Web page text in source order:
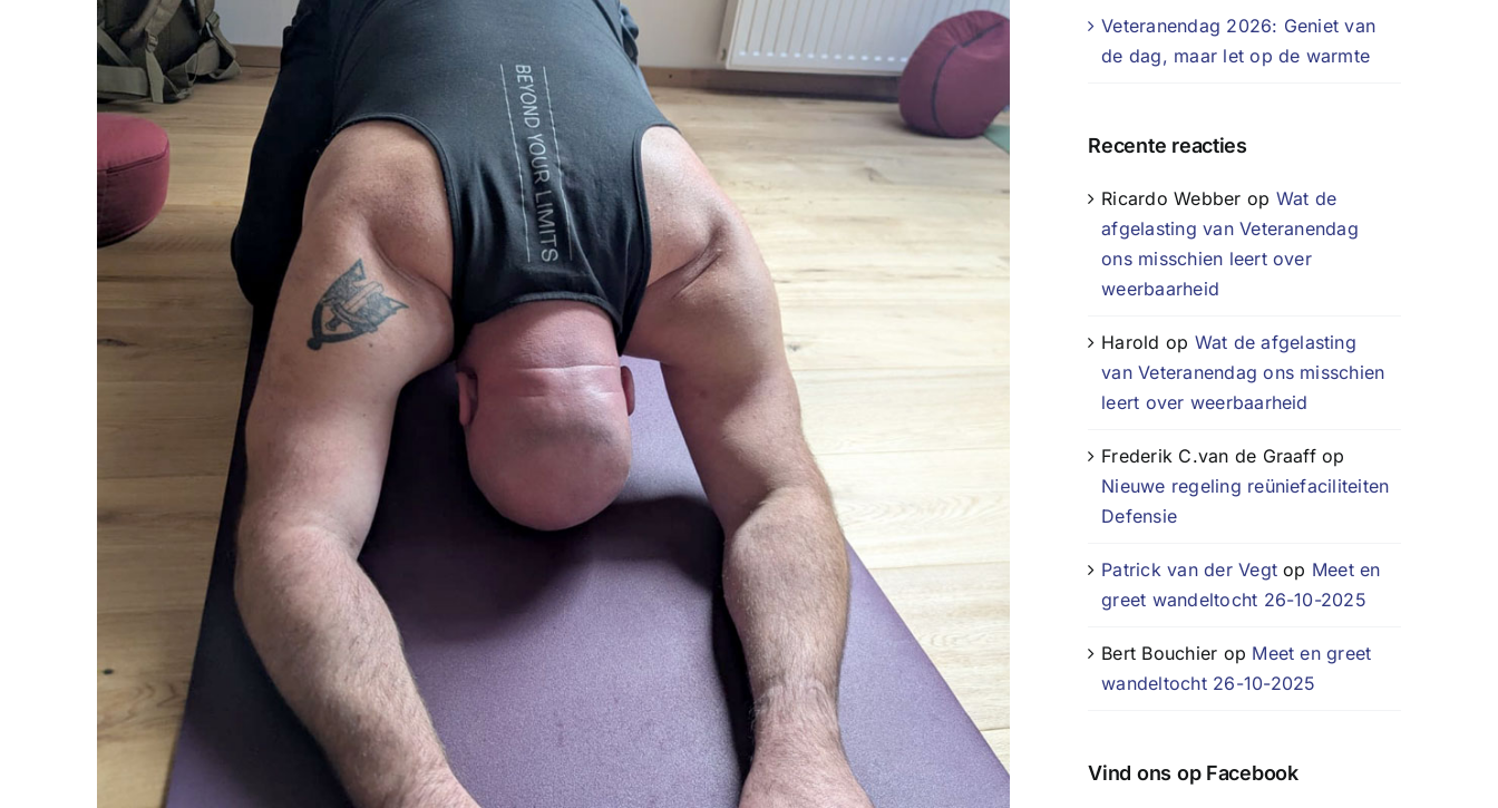
Veteranendag 2026: Geniet van
de dag, maar let op de warmte
Recente reacties
Ricardo Webber op Wat de
afgelasting van Veteranendag
ons misschien leert over
weerbaarheid
Harold op Wat de afgelasting
van Veteranendag ons misschien
leert over weerbaarheid
Frederik C.van de Graaffop
Nieuwe regeling reüniefaciliteiten
Defensie
Patrick van der Vegt op Meet en
greet wandeltocht 26-10-2025
Bert Bouchier op Meet en greet
wandeltocht 26-10-2025
Vind ons op Facebook